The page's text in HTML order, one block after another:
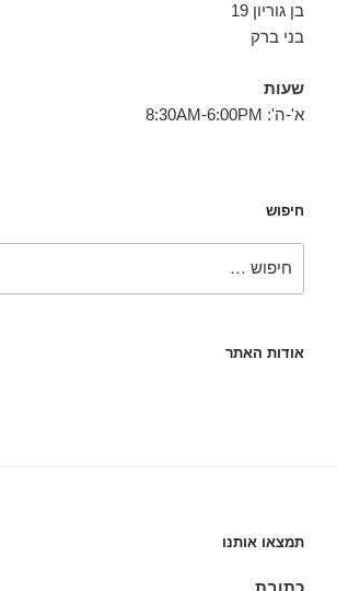
בן גוריון 19
בני ברק
שעות
א'-ה': 8:30AM-6:00PM
חיפוש
אודות האתר
תמצאו אותנו
כתובת